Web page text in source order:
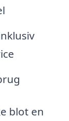
blot en